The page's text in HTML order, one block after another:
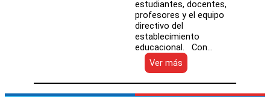
estudiantes, docentes,
profesores y el equipo
directivo del
establecimiento
educacional. Con…
Ver más
Escuela
El
Chañar